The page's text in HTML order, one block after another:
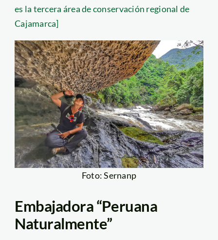
es la tercera área de conservación regional de
Cajamarca]
Foto: Sernanp
Embajadora “Peruana
Naturalmente”